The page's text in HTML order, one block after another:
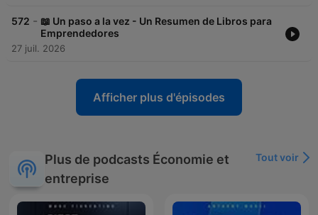
572 - 📖 Un paso a la vez - Un Resumen de Libros para
Emprendedores
27 juil. 2026
Afficher plus d'épisodes
Plus de podcasts Économie et
entreprise
Tout voir